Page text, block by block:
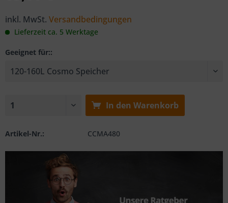
inkl. MwSt. Versandbedingungen
Lieferzeit ca. 5 Werktage
Geeignet für::
In den Warenkorb
Artikel-Nr.: CCMA480